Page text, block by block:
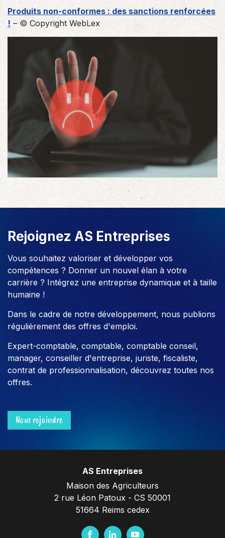
Produits non-conformes : des sanctions renforcées
! – © Copyright WebLex
Rejoignez AS Entreprises
Vous souhaitez valoriser et développer vos
compétences ? Donner un nouvel élan à votre
carrière ? Intégrez une entreprise dynamique et à taille
humaine !
Dans le cadre de notre développement, nous publions
régulièrement des offres d'emploi.
Expert-comptable, comptable, comptable conseil,
manager, conseiller d'entreprise, juriste, fiscaliste,
contrat de professionnalisation, découvrez toutes nos
offres.
Nous rejoindre
AS Entreprises
Maison des Agriculteurs
2 rue Léon Patoux - CS 50001
51664 Reims cedex